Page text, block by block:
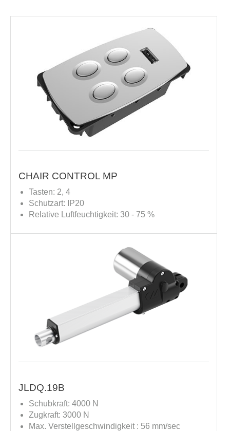
CHAIR CONTROL MP
Tasten: 2, 4
Schutzart: IP20
Relative Luftfeuchtigkeit: 30 - 75 %
JLDQ.19B
Schubkraft: 4000 N
Zugkraft: 3000 N
Max. Verstellgeschwindigkeit : 56 mm/sec